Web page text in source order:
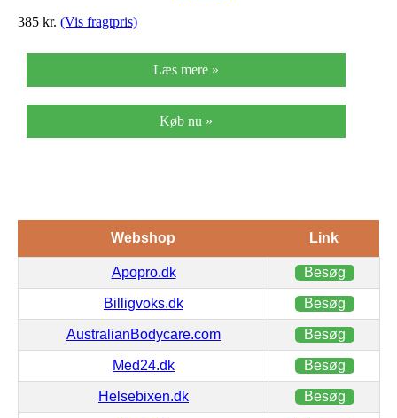
385 kr. (Vis fragtpris)
Læs mere »
Køb nu »
Webshop Link
Apopro.dk Besøg
Billigvoks.dk Besøg
AustralianBodycare.com Besøg
Med24.dk Besøg
Helsebixen.dk Besøg